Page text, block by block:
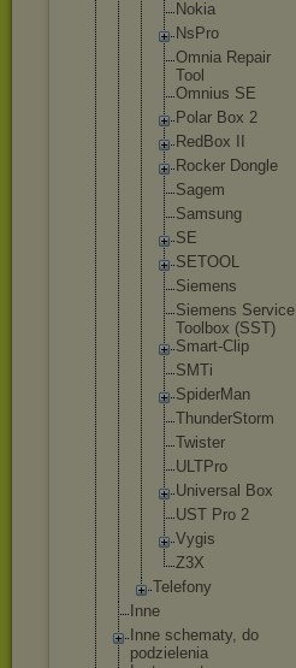
Nokia
NsPro
Omnia Repair
Tool
Omnius SE
Polar Box 2
RedBox II
Rocker Dongle
Sagem
Samsung
SE
SETOOL
Siemens
Siemens Service
Toolbox (SST)
Smart-Cl ip
SMTi
SpiderMan
ThunderStorm
Twister
ULTPro
Universa l Box
UST Pro 2
Vygis
Z3X
Telefony
Inne
Inne schematy, do
podzielenia